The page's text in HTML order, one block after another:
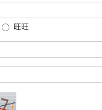
旺旺